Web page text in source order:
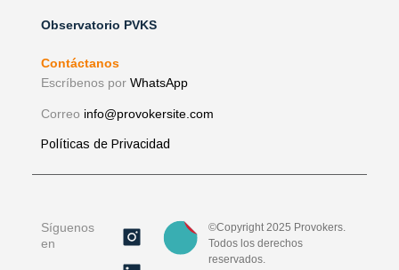
Observatorio PVKS
Contáctanos
Escríbenos por WhatsApp
Correo info@provokersite.com
Políticas de Privacidad
Síguenos
en
©Copyright 2025 Provokers.
Todos los derechos
reservados.